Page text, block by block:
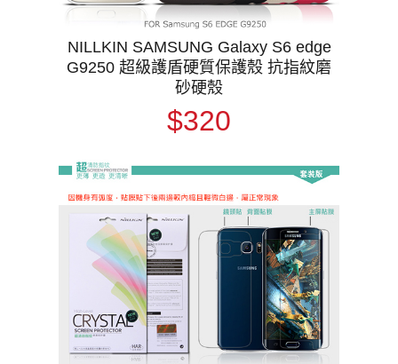
NILLKIN SAMSUNG Galaxy S6 edge
G9250 超級護盾硬質保護殼 抗指紋磨
砂硬殼
$320